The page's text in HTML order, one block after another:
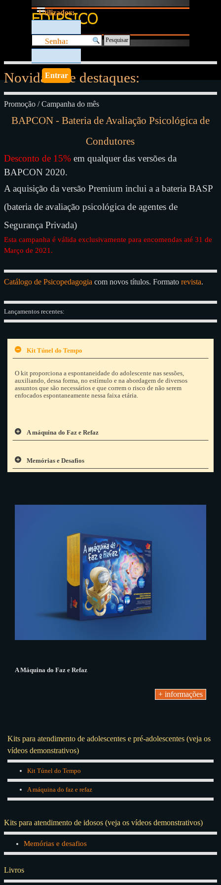
Saltar menu
Utilizador:
Senha: Pesquisar
Novidades e destaques:
Promoção / Campanha do mês
BAPCON - Bateria de Avaliação Psicológica de
Condutores
Desconto de 15% em qualquer das versões da
BAPCON 2020.
A aquisição da versão Premium inclui a a bateria BASP
(bateria de avaliação psicológica de agentes de
Segurança Privada)
Esta campanha é válida exclusivamente para encomendas até 31 de
Março de 2021.
Catálogo de Psicopedagogia com novos títulos. Formato revista.
Lançamentos recentes:
Kit Túnel do Tempo
O kit proporciona a espontaneidade do adolescente nas sessões,
auxiliando, dessa forma, no estímulo e na abordagem de diversos
assuntos que são necessários e que correm o risco de não serem
enfocados espontaneamente nessa faixa etária.
A máquina do Faz e Refaz
Memórias e Desafios
A Máquina do Faz e Refaz
+ informações
Kits para atendimento de adolescentes e pré-adolescentes (veja os
vídeos demonstrativos)
Kit Túnel do Tempo
A máquina do faz e refaz
Kits para atendimento de idosos (veja os vídeos demonstrativos)
Memórias e desafios
Livros